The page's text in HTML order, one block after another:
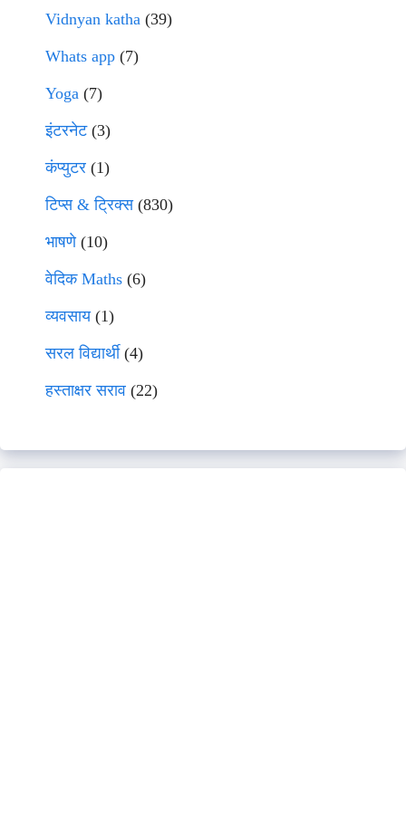
Vidnyan katha (39)
Whats app (7)
Yoga (7)
इंटरनेट(3)
कंप्युटर (1)
टिप्स & ट्रिक्स(830)
भाषणे(10)
वेदिक Maths (6)
व्यवसाय(1)
सरल विद्यार्थी(4)
हस्ताक्षर सराव (22)